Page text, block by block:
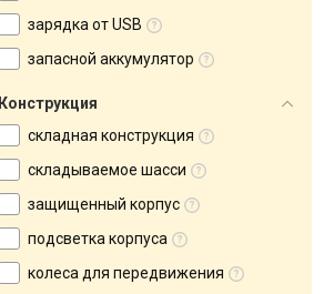
зарядка от USB
запасной аккумулятор
Конструкция
складная конструкция
складываемое шасси
защищенный корпус
подсветка корпуса
колеса для передвижения